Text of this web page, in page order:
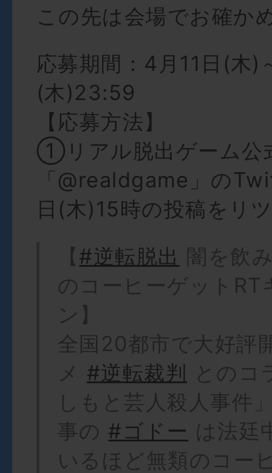
この先は会場でお確か
応募期間：4月11日(木)
(木)23:59
【応募方法】
①リアル脱出ゲーム公
「@realdgame」の
日(木)15時の投稿をリ
【#逆転脱出 闇を飲
のコーヒーゲットRT
ン】
全国20都市で大好評
メ #逆転裁判
とのコ
しもと芸人殺人事件
事の #ゴドー は法廷
いるほど無類のコー